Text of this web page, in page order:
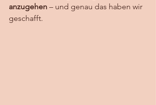
anzugehen – und genau das haben wir
geschafft.